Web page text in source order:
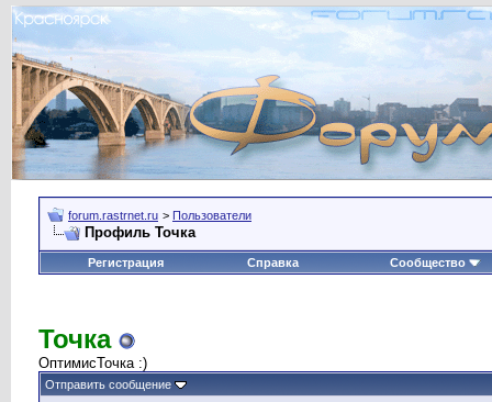
forum.rastrnet.ru > Пользователи
Профиль Точка
Регистрация Справка Сообщество
Точка
ОптимисТочка :)
Отправить сообщение